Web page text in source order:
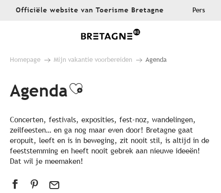
AllerOfficiële website van Toerisme Bretagne Pers
Homepage Mijn vakantie voorbereiden Agenda
AgendaAjouter aux favoris
Concerten, festivals, exposities, fest-noz, wandelingen,
zeilfeesten… en ga nog maar even door! Bretagne gaat
eropuit, leeft en is in beweging, zit nooit stil, is altijd in de
feeststemming en heeft nooit gebrek aan nieuwe ideeën!
Dat wil je meemaken!